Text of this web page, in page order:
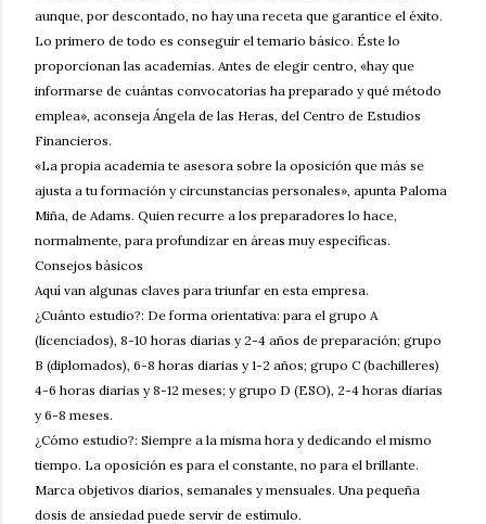
aunque, por descontado, no hay una receta que garantice el éxito.
Lo primero de todo es conseguir el temario básico. Éste lo
proporcionan las academias. Antes de elegir centro, «hay que
informarse de cuántas convocatorias ha preparado y qué método
emplea», aconseja Ángela de las Heras, del Centro de Estudios
Financieros.
«La propia academia te asesora sobre la oposición que más se
ajusta a tu formación y circunstancias personales», apunta Paloma
Miña, de Adams. Quien recurre a los preparadores lo hace,
normalmente, para profundizar en áreas muy específicas.
Consejos básicos
Aquí van algunas claves para triunfar en esta empresa.
¿Cuánto estudio?: De forma orientativa: para el grupo A
(licenciados), 8-10 horas diarias y 2-4 años de preparación; grupo
B (diplomados), 6-8 horas diarias y 1-2 años; grupo C (bachilleres)
4-6 horas diarias y 8-12 meses; y grupo D (ESO), 2-4 horas diarias
y 6-8 meses.
¿Cómo estudio?: Siempre a la misma hora y dedicando el mismo
tiempo. La oposición es para el constante, no para el brillante.
Marca objetivos diarios, semanales y mensuales. Una pequeña
dosis de ansiedad puede servir de estímulo.